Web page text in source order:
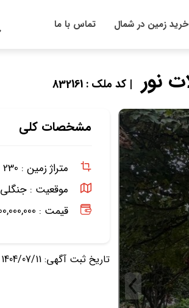
خرید زمین در شمال تماس با ما
| کد ملک : 832161
مشخصات کلی
متراژ زمین : 230 متر
موقعیت : جنگلی
قیمت : 800,000,000 تومان /
تاریخ ثبت آگهی: 1404/07/11